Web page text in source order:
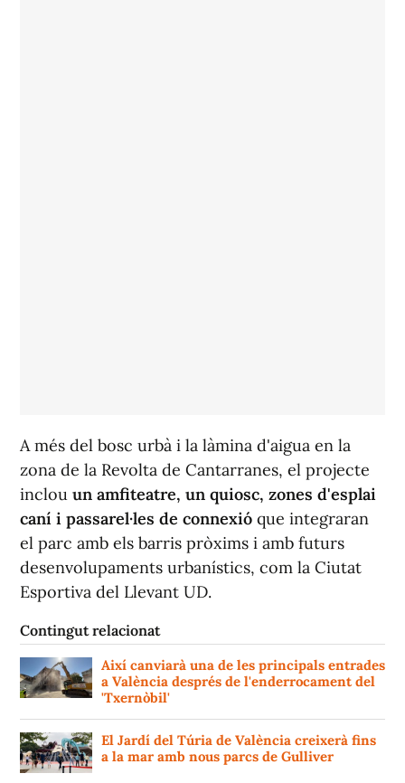
A més del bosc urbà i la làmina d'aigua en la
zona de la Revolta de Cantarranes, el projecte
inclou un amfiteatre, un quiosc, zones d'esplai
caní i passarel·les de connexió que integraran
el parc amb els barris pròxims i amb futurs
desenvolupaments urbanístics, com la Ciutat
Esportiva del Llevant UD.
Contingut relacionat
Així canviarà una de les principals entrades
a València després de l'enderrocament del
'Txernòbil'
El Jardí del Túria de València creixerà fins
a la mar amb nous parcs de Gulliver